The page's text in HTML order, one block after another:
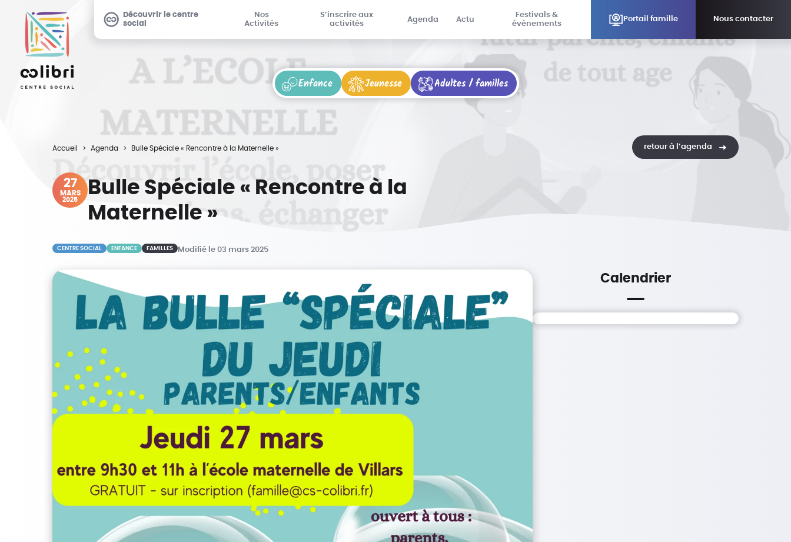
Découvrir le centre
social
Nos
Activités
S’inscrire aux
activités
Agenda Actu
Festivals &
évènements
Portail famille Nous contacter
Enfance Jeunesse Adultes / familles
Accueil Agenda Bulle Spéciale « Rencontre à la Maternelle » retour à l’agenda
27
MARS
2025
Bulle Spéciale « Rencontre à la
Maternelle »
CENTRE SOCIAL ENFANCE FAMILLES Modifié le 03 mars 2025
Calendrier